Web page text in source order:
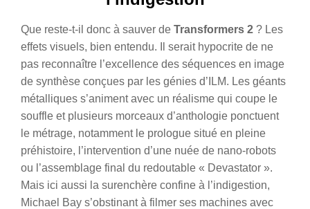
Que reste-t-il donc à sauver de Transformers 2 ? Les
effets visuels, bien entendu. Il serait hypocrite de ne
pas reconnaître l’excellence des séquences en image
de synthèse conçues par les génies d’ILM. Les géants
métalliques s’animent avec un réalisme qui coupe le
souffle et plusieurs morceaux d’anthologie ponctuent
le métrage, notamment le prologue situé en pleine
préhistoire, l’intervention d’une nuée de nano-robots
ou l’assemblage final du redoutable « Devastator ».
Mais ici aussi la surenchère confine à l’indigestion,
Michael Bay s’obstinant à filmer ses machines avec